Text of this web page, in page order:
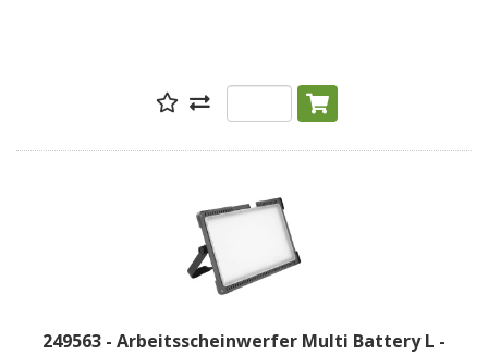
249563 - Arbeitsscheinwerfer Multi Battery L -